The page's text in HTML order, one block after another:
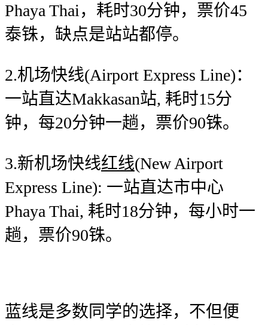
Phaya Thai，耗时30分钟，票价45
泰铢，缺点是站站都停。
2.机场快线(Airport Express Line)：
一站直达Makkasan站, 耗时15分
钟，每20分钟一趟，票价90铢。
3.新机场快线红线(New Airport
Express Line): 一站直达市中心
Phaya Thai, 耗时18分钟，每小时一
趟，票价90铢。
蓝线是多数同学的选择，不但便